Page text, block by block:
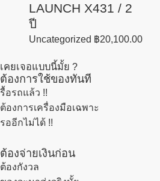
LAUNCH X431 / 2
ปี
Uncategorized ฿20,100.00
เคยเจอแบบนี้มั้ย ?
ต้องการใช้ของทันที
รื้อรถแล้ว !!
ต้องการเครื่องมือเฉพาะ
รออีกไม่ได้ !!
ต้องจ่ายเงินก่อน
ต้องกังวล